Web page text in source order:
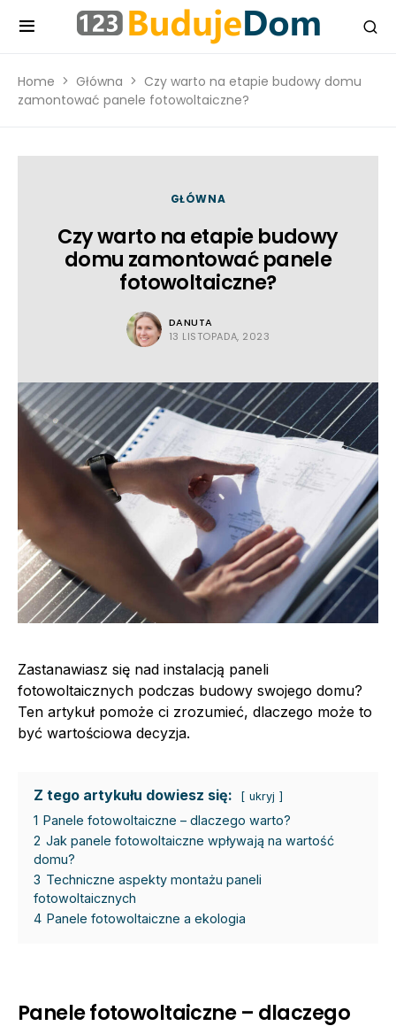
Home Główna
Czy warto na etapie budowy domu
zamontować panele fotowoltaiczne?
GŁÓWNA
Czy warto na etapie budowy
domu zamontować panele
fotowoltaiczne?
DANUTA
13 LISTOPADA, 2023
Zastanawiasz się nad instalacją paneli
fotowoltaicznych podczas budowy swojego domu?
Ten artykuł pomoże ci zrozumieć, dlaczego może to
być wartościowa decyzja.
Z tego artykułu dowiesz się: ukryj
1 Panele fotowoltaiczne – dlaczego warto?
2 Jak panele fotowoltaiczne wpływają na wartość
domu?
3 Techniczne aspekty montażu paneli
fotowoltaicznych
4 Panele fotowoltaiczne a ekologia
Panele fotowoltaiczne – dlaczego